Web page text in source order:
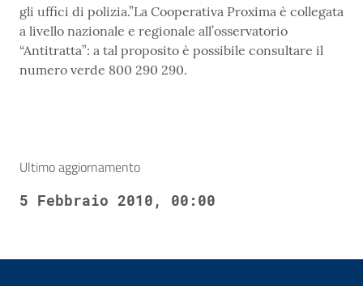
gli uffici di polizia.”La Cooperativa Proxima è collegata
a livello nazionale e regionale all’osservatorio
“Antitratta”: a tal proposito è possibile consultare il
numero verde 800 290 290.
Ultimo aggiornamento
5 Febbraio 2010, 00:00